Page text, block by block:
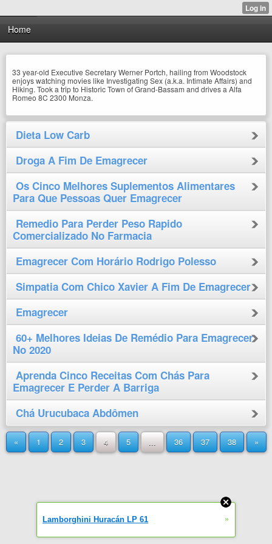
Home
33 year-old Executive Secretary Werner Portch, hailing from Woodstock
enjoys watching movies like Investigating Sex (a.k.a. Intimate Affairs) and
Hiking. Took a trip to Historic Town of Grand-Bassam and drives a Alfa
Romeo 8C 2300 Monza.
Dieta Low Carb
Droga A Fim De Emagrecer
Os Cinco Melhores Suplementos Alimentares
Para Que Pessoas Quer Emagrecer
Remedio Para Perder Peso Rapido
Comercializado No Farmacia
Emagrecer Com Horário Rodrigo Polesso
Simpatia Com Chico Xavier A Fim De Emagrecer
Emagrecer
60+ Melhores Ideias De Remédio Para Emagrecer
No 2020
Aprenda Cinco Receitas Com Chás Para
Emagrecer E Perder A Barriga
Chá Urucubaca Abdômen
« 1 2 3 4 5 ... 36 37 38 »
Lamborghini Huracán LP 61 »